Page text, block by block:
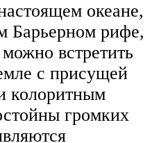
океане,
Барьерном рифе,
встретить
с присущей
колоритным
громких